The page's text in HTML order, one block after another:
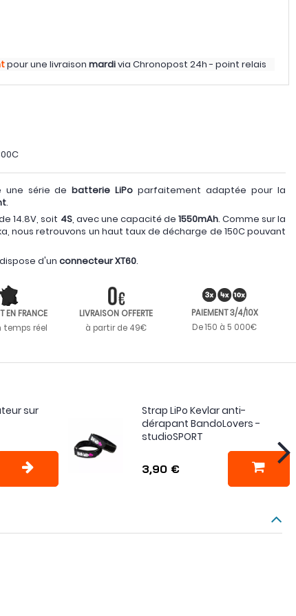
pour une livraison mardivia Chronopost 24h - point relais
une série debatterie LiPo parfaitement adaptée pour la
.
14.8V, soit 4S, avec une capacité de 1550mAh. Comme sur la
nous retrouvons un haut taux de décharge de 150C pouvant
d'un connecteur XT60.
EN FRANCE
temps réel
LIVRAISON OFFERTE
à partir de 49€
PAIEMENT 3/4/10X
De 150 à 5 000€
sur
Strap LiPo Kevlar anti-
dérapant BandoLovers -
studioSPORT
3,90 €